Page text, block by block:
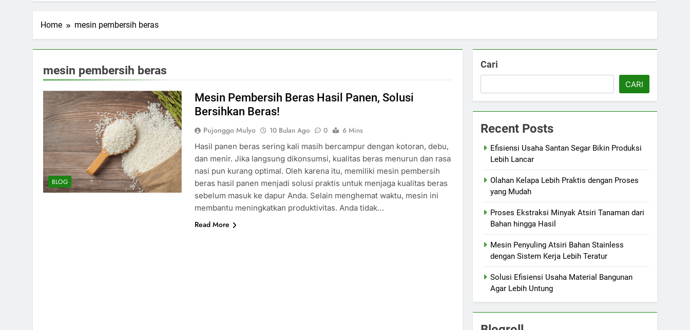
Home mesin pembersih beras
mesin pembersih beras
BLOG
Mesin Pembersih Beras Hasil Panen, Solusi
Bersihkan Beras!
Pujonggo Mulyo 10 Bulan Ago 0
6 Mins
Hasil panen beras sering kali masih bercampur dengan kotoran, debu,
dan menir. Jika langsung dikonsumsi, kualitas beras menurun dan rasa
nasi pun kurang optimal. Oleh karena itu, memiliki mesin pembersih
beras hasil panen menjadi solusi praktis untuk menjaga kualitas beras
sebelum masuk ke dapur Anda. Selain menghemat waktu, mesin ini
membantu meningkatkan produktivitas. Anda tidak…
Read More
Cari
CARI
Recent Posts
Efisiensi Usaha Santan Segar Bikin Produksi
Lebih Lancar
Olahan Kelapa Lebih Praktis dengan Proses
yang Mudah
Proses Ekstraksi Minyak Atsiri Tanaman dari
Bahan hingga Hasil
Mesin Penyuling Atsiri Bahan Stainless
dengan Sistem Kerja Lebih Teratur
Solusi Efisiensi Usaha Material Bangunan
Agar Lebih Untung